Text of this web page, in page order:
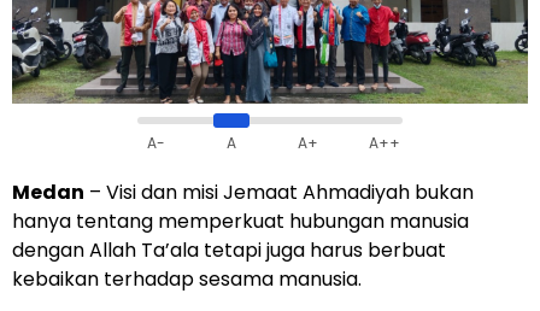
A- A A+ A++
Medan – Visi dan misi Jemaat Ahmadiyah bukan
hanya tentang memperkuat hubungan manusia
dengan Allah Ta’ala tetapi juga harus berbuat
kebaikan terhadap sesama manusia.